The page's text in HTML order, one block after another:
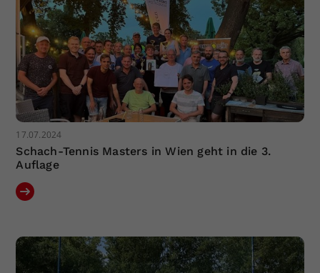
17.07.2024
Schach-Tennis Masters in Wien geht in die 3.
Auflage